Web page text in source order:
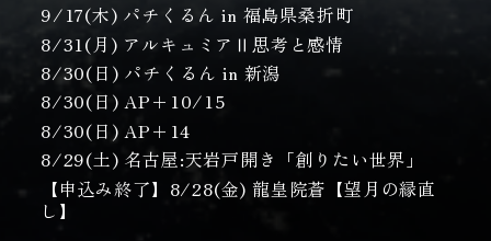
9/17(木) パチくるん in 福島県桑折町
8/31(月) アルキュミアⅡ思考と感情
8/30(日) パチくるん in 新潟
8/30(日) AP＋10/15
8/30(日) AP＋14
8/29(土) 名古屋:天岩戸開き「創りたい世界」
【申込み終了】8/28(金) 龍皇院蒼【望月の縁直
し】